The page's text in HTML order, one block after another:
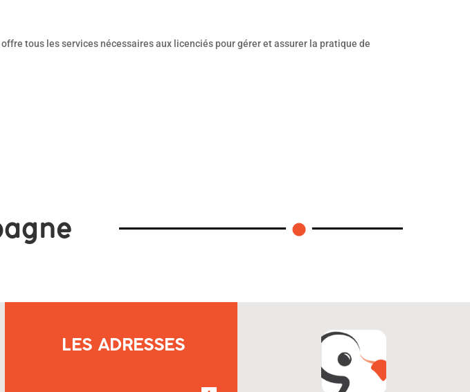
tous les services nécessaires aux licenciés pour gérer et assurer la pratique de
LES ADRESSES